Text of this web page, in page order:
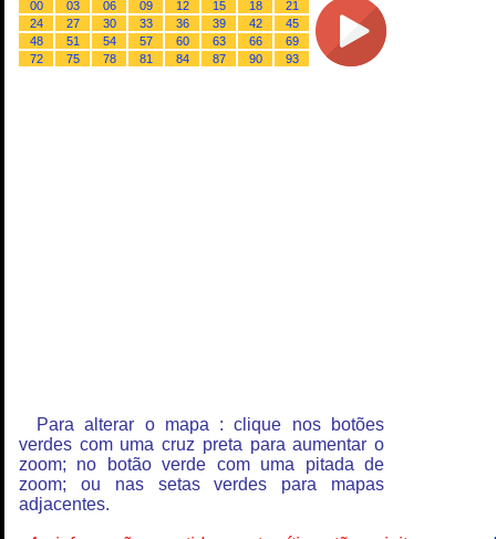
00 03 06 09 12 15 18
21
24
27 30 33 36 39 42
45
48
51 54 57 60 63 66
69
72
75 78 81 84 87 90 93
Para alterar o mapa : clique nos botões
verdes com uma cruz preta para aumentar o
zoom; no botão verde com uma pitada de
zoom; ou nas setas verdes para mapas
adjacentes.